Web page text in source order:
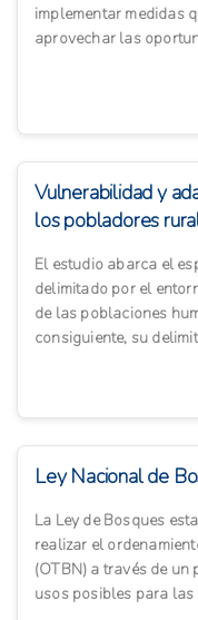
implementar medidas
aprovechar las
Vulnerabilidad y
los pobladores
El estudio abarca el
delimitado por el
de las poblaciones
consiguiente, su
Ley Nacional de
La Ley de Bosques
realizar el
(OTBN) a través de
usos posibles para las